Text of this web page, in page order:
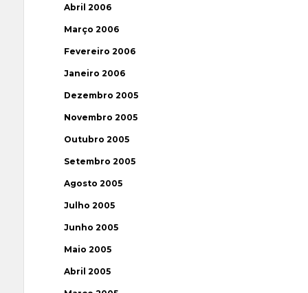
Abril 2006
Março 2006
Fevereiro 2006
Janeiro 2006
Dezembro 2005
Novembro 2005
Outubro 2005
Setembro 2005
Agosto 2005
Julho 2005
Junho 2005
Maio 2005
Abril 2005